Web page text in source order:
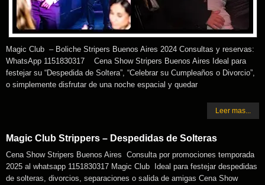
Magic Club – Boliche Stripers Buenos Aires 2024 Consultas y reservas:
WhatsApp 1151830317 Cena Show Stripers Buenos Aires Ideal para
festejar su “Despedida de Soltera”, “Celebrar su Cumpleaños o Divorcio”,
o simplemente disfrutar de una noche espacial y quedar
Leer mas...
Magic Club Strippers – Despedidas de Solteras
Cena Show Stripers Buenos Aires Consulta por promociones temporada
2025 al whatsapp 1151830317 Magic Club Ideal para festejar despedidas
de solteras, divorcios, separaciones o salida de amigas Cena Show